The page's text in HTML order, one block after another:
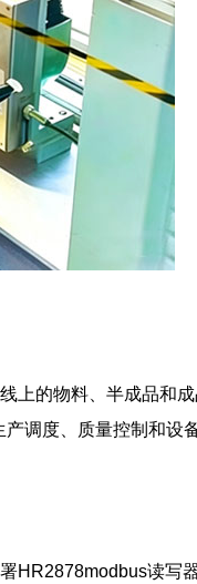
上的物料、半成品和
调度、质量控制和设
HR2878modbus读写